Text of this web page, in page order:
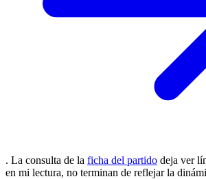
. La consulta de la ficha del partido deja ver
en mi lectura, no terminan de reflejar la